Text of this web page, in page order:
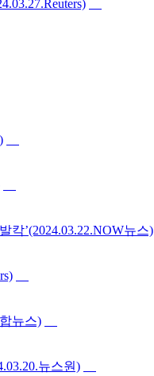
’(2024.03.22.NOW뉴스)
뉴스)
뉴스원)